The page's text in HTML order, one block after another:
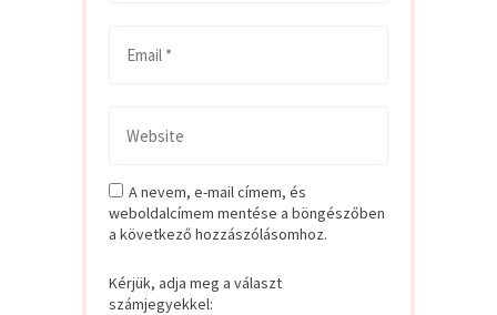
A nevem, e-mail címem, és
weboldalcímem mentése a böngészőben
a következő hozzászólásomhoz.
Kérjük, adja meg a választ
számjegyekkel: